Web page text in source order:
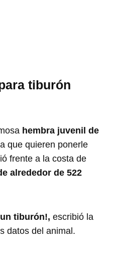
tiburón
hembra juvenil de
que quieren ponerle
frente a la costa de
alrededor de 522
un tiburón!,escribió la
datos del animal.